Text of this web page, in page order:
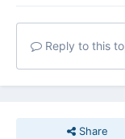
Reply to this
Share